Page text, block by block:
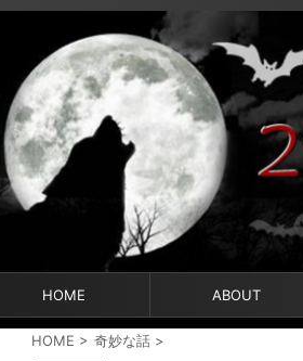
HOME ABOUT
HOME > 奇妙な話 >